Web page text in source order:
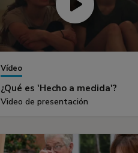
Vídeo
¿Qué es 'Hecho a medida'?
Video de presentación